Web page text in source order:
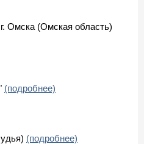
Омска (Омская область)
(подробнее)
(подробнее)